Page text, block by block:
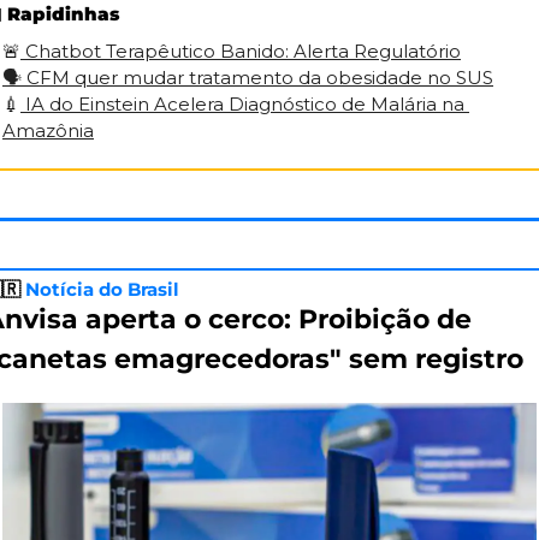
Rapidinhas
🚨 Chatbot Terapêutico Banido: Alerta Regulatório
🗣️ CFM quer mudar tratamento da obesidade no SUS
💉 IA do Einstein Acelera Diagnóstico de Malária na
Amazônia
Notícia do Brasil
aperta o cerco: Proibição de
emagrecedoras" sem registro